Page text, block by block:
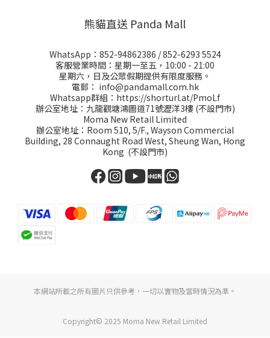
熊貓直送 Panda Mall
WhatsApp： 852-94862386 /852-6293 5524
客服營業時間：星期一至五，10:00 - 21:00
星期六，日及公眾假期提供有限度服務。
電郵： info@pandamall.com.hk
Whatsapp群組： https://shorturl.at/PmoLf
辦公室地址：九龍觀塘鴻圖道71號瀝洋3樓 (不設門市)
Moma New Retail Limited
辦公室地址：Room 510, 5/F., Wayson Commercial
Building, 28 Connaught Road West, Sheung Wan, Hong
Kong (不設門市)
本網站所載之所有圖片只供參考，一切以實物及當時情況為準。
Copyright© 2025 Moma New Retail Limited